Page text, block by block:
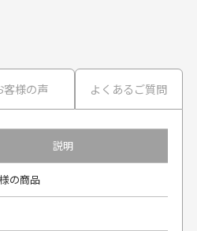
客様の声 よくあるご質問
説明
の商品